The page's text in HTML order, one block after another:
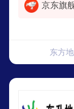
京东旗
东方